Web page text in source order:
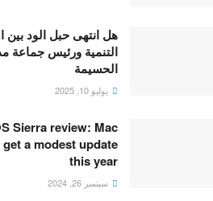
هل انتهى حبل الود بين
التنمية ورئيس جماعة
الحسيمة
يوليو 10, 2025
Sierra review: Mac
a modest update
this year
سبتمبر 26, 2024